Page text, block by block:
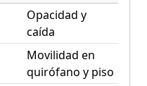
Opacidad y
caída
Movilidad en
quirófano y piso